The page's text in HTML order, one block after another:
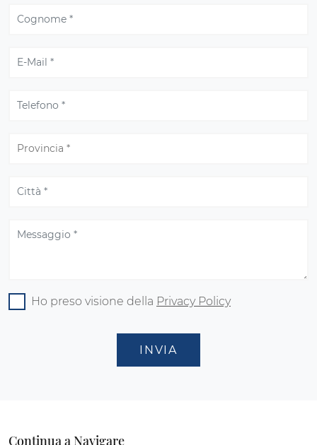
Ho preso visione della Privacy Policy
INVIA
Continua a Navigare